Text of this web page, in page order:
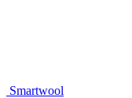
Smartwool